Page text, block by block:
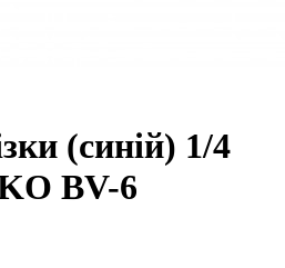
(синій) 1/4
BV-6